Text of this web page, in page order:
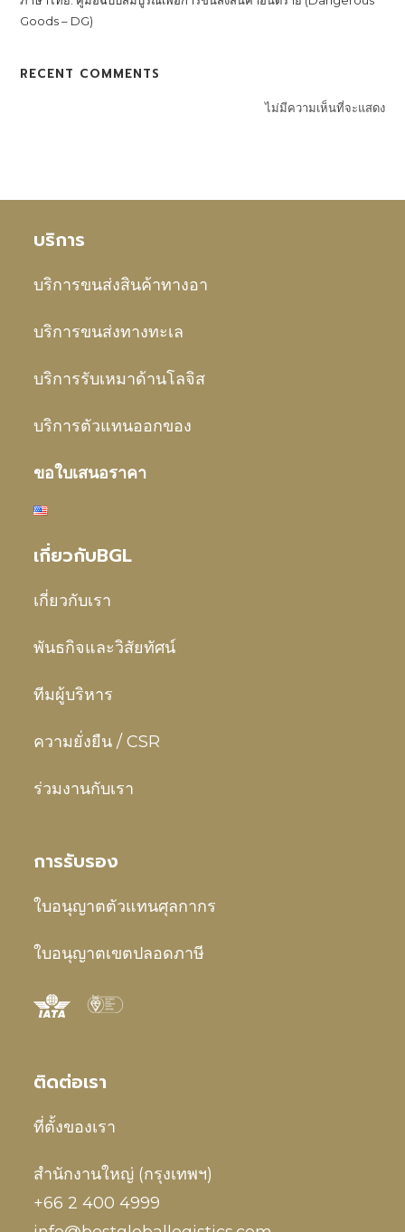
Goods – DG)
RECENT COMMENTS
ไม่มีความเห็นที่จะแสดง
บริการ
บริการขนส่งสินค้าทางอา
บริการขนส่งทางทะเล
บริการรับเหมาด้านโลจิส
บริการตัวแทนออกของ
ขอใบเสนอราคา
เกี่ยวกับBGL
เกี่ยวกับเรา
พันธกิจและวิสัยทัศน์
ทีมผู้บริหาร
ความยั่งยืน / CSR
ร่วมงานกับเรา
การรับรอง
ใบอนุญาตตัวแทนศุลกากร
ใบอนุญาตเขตปลอดภาษี
ติดต่อเรา
ที่ตั้งของเรา
สำนักงานใหญ่ (กรุงเทพฯ)
+66 2 400 4999